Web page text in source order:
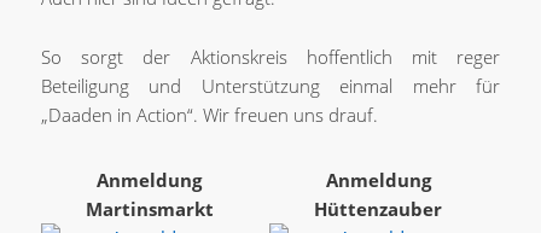
So sorgt der Aktionskreis hoffentlich mit reger
Beteiligung und Unterstützung einmal mehr für
„Daaden in Action“. Wir freuen uns drauf.
Anmeldung
Martinsmarkt
Anmeldung
Hüttenzauber